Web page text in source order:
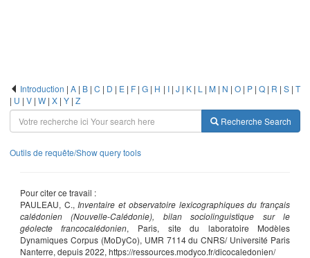
Introduction |A | B |C | D | E | F |G | H | I| J | K| L | M| N | O| P|Q | R |S |T
| U | V| W| X| Y| Z
Recherche Search
Outils de requête/Show query tools
Pour citer ce travail :
PAULEAU, C., Inventaire et observatoire lexicographiques du français
calédonien (Nouvelle-Calédonie), bilan sociolinguistique sur le
géolecte francocalédonien, Paris, site du laboratoire Modèles
Dynamiques Corpus (MoDyCo), UMR 7114 du CNRS/ Université Paris
Nanterre, depuis 2022, https://ressources.modyco.fr/dicocaledonien/